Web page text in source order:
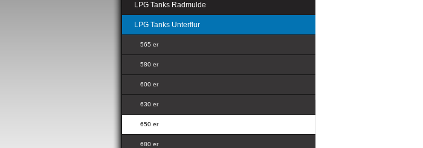
LPG Tanks Radmulde
LPG Tanks Unterflur
565 er
580 er
600 er
630 er
650 er
680 er